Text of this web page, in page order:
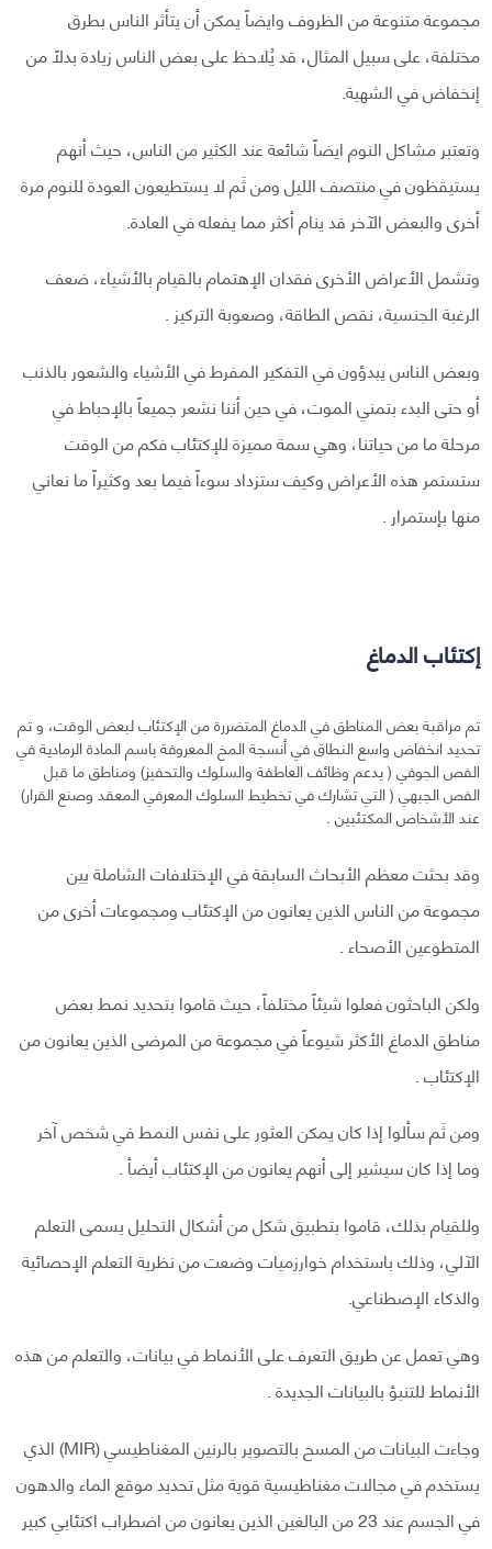
مجموعة متنوعة من الظروف وايضاً يمكن أن يتأثر الناس بطرق
مختلفة، على سبيل المثال، قد يُلاحظ على بعض الناس زيادة بدلاً من
إنخفاض في الشهية.
وتعتبر مشاكل النوم ايضاً شائعة عند الكثير من الناس، حيث أنهم
يستيقظون في منتصف الليل ومن ثَم لا يستطيعون العودة للنوم مرة
أخرى والبعض الآخر قد ينام أكثر مما يفعله في العادة.
وتشمل الأعراض الأخرى فقدان الإهتمام بالقيام بالأشياء، ضعف
الرغبة الجنسية، نقص الطاقة، وصعوبة التركيز .
وبعض الناس يبدؤون في التفكير المفرط في الأشياء والشعور بالذنب
أو حتى البدء بتمني الموت، في حين أننا نشعر جميعاً بالإحباط في
مرحلة ما من حياتنا، وهي سمة مميزة للإكتئاب فكم من الوقت
ستستمر هذه الأعراض وكيف ستزداد سوءاً فيما بعد وكثيراً ما نعاني
منها بإستمرار .
إكتئاب الدماغ
تم مراقبة بعض المناطق في الدماغ المتضررة من الإكتئاب لبعض الوقت، و تم
تحديد انخفاض واسع النطاق في أنسجة المخ المعروفة باسم المادة الرمادية في
الفص الجوفي ( يدعم وظائف العاطفة والسلوك والتحفيز) ومناطق ما قبل
الفص الجبهي ( التي تشارك في تخطيط السلوك المعرفي المعقد وصنع القرار)
عند الأشخاص المكتئبين .
وقد بحثت معظم الأبحاث السابقة في الإختلافات الشاملة بين
مجموعة من الناس الذين يعانون من الإكتئاب ومجموعات أخرى من
المتطوعين الأصحاء .
ولكن الباحثون فعلوا شيئاً مختلفاً، حيث قاموا بتحديد نمط بعض
مناطق الدماغ الأكثر شيوعاً في مجموعة من المرضى الذين يعانون من
الإكتئاب .
ومن ثَم سألوا إذا كان يمكن العثور على نفس النمط في شخص آخر
وما إذا كان سيشير إلى أنهم يعانون من الإكتئاب أيضأ .
وللقيام بذلك، قاموا بتطبيق شكل من أشكال التحليل يسمى التعلم
الآلي، وذلك باستخدام خوارزميات وضعت من نظرية التعلم الإحصائية
والذكاء الإصطناعي.
وهي تعمل عن طريق التعرف على الأنماط في بيانات، والتعلم من هذه
الأنماط للتنبؤ بالبيانات الجديدة .
وجاءت البيانات من المسح بالتصوير بالرنين المغناطيسي (MIR) الذي
يستخدم في مجالات مغناطيسية قوية مثل تحديد موقع الماء والدهون
في الجسم عند 23 من البالغين الذين يعانون من اضطراب اكتئابي كبير